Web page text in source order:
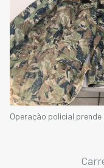
Operação policial